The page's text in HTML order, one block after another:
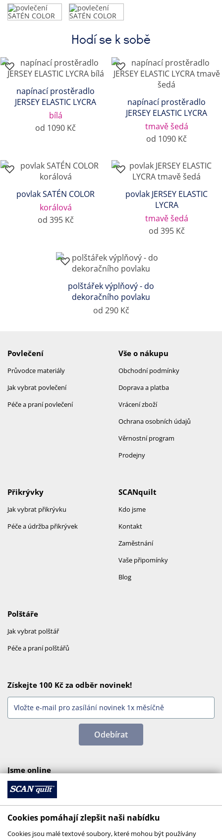
Hodí se k sobě
napínací prostěradlo
JERSEY ELASTIC LYCRA
bílá
od 1090 Kč
napínací prostěradlo
JERSEY ELASTIC LYCRA
tmavě šedá
od 1090 Kč
povlak SATÉN COLOR
korálová
od 395 Kč
povlak JERSEY ELASTIC
LYCRA
tmavě šedá
od 395 Kč
polštářek výplňový - do
dekoračního povlaku
od 290 Kč
Povlečení
Průvodce materiály
Jak vybrat povlečení
Péče a praní povlečení
Vše o nákupu
Obchodní podmínky
Doprava a platba
Vrácení zboží
Ochrana osobních údajů
Věrnostní program
Prodejny
SCANquilt
Kdo jsme
Kontakt
Zaměstnání
Vaše připomínky
Blog
Přikrývky
Jak vybrat přikrývku
Péče a údržba přikrývek
Polštáře
Jak vybrat polštář
Péče a praní polštářů
Získejte 100 Kč za odběr novinek!
Odebírat
Jsme online
Cookies pomáhají zlepšit naši nabídku
Cookies jsou malé textové soubory, které mohou být používány